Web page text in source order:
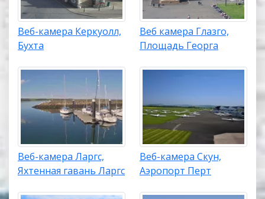
Веб-камера Керкуолл,
Бухта
Веб камера Глазго,
Площадь Георга
Веб-камера Ларгс,
Яхтенная гавань Ларгс
Веб-камера Скун,
Аэропорт Перт